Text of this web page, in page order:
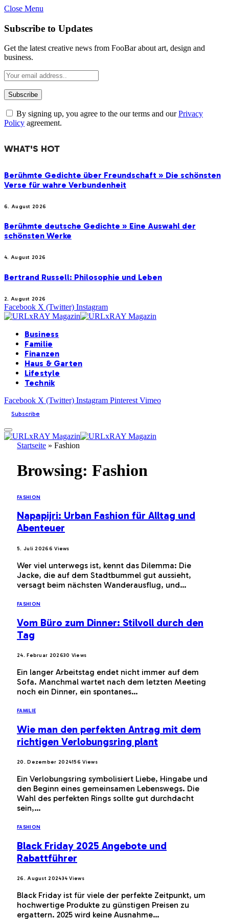
Close Menu
Subscribe to Updates
Get the latest creative news from FooBar about art, design and
business.
By signing up, you agree to the our terms and ourPrivacy
Policy agreement.
WHAT'S HOT
Berühmte Gedichte über Freundschaft » Die schönsten
Verse für wahre Verbundenheit
6. August 2026
Berühmte deutsche Gedichte » Eine Auswahl der
schönsten Werke
4. August 2026
Bertrand Russell: Philosophie und Leben
2. August 2026
Facebook X (Twitter) Instagram
Business
Familie
Finanzen
Haus & Garten
Lifestyle
Technik
Facebook X (Twitter) Instagram Pinterest Vimeo
Subscribe
Startseite » Fashion
Browsing: Fashion
FASHION
Napapijri: Urban Fashion für Alltag und
Abenteuer
5. Juli 20266Views
Wer viel unterwegs ist, kennt das Dilemma: Die
Jacke, die auf dem Stadtbummel gut aussieht,
versagt beim nächsten Wanderausflug, und…
FASHION
Vom Büro zum Dinner: Stilvoll durch den
Tag
24. Februar 202630 Views
Ein langer Arbeitstag endet nicht immer auf dem
Sofa. Manchmal wartet nach dem letzten Meeting
noch ein Dinner, ein spontanes…
FAMILIE
Wie man den perfekten Antrag mit dem
richtigen Verlobungsring plant
20. Dezember 2024156Views
Ein Verlobungsring symbolisiert Liebe, Hingabe und
den Beginn eines gemeinsamen Lebenswegs. Die
Wahl des perfekten Rings sollte gut durchdacht
sein,…
FASHION
Black Friday 2025 Angebote und
Rabattführer
26. August 202434Views
Black Friday ist für viele der perfekte Zeitpunkt, um
hochwertige Produkte zu günstigen Preisen zu
ergattern. 2025 wird keine Ausnahme…